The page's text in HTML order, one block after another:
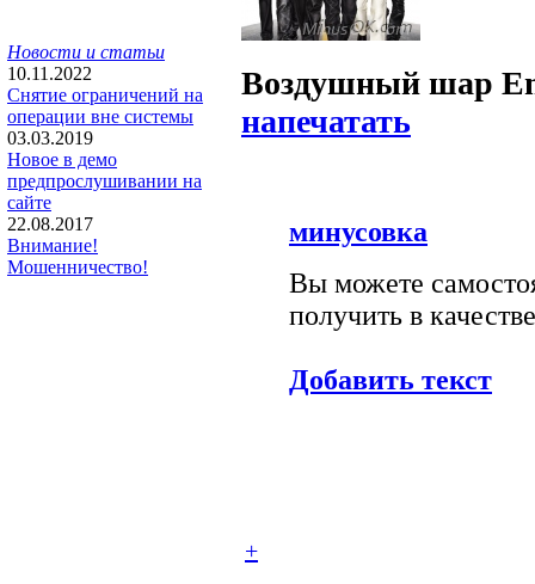
Новости и статьи
10.11.2022
Снятие ограничений на
операции вне системы
03.03.2019
Новое в демо
предпрослушивании на
сайте
22.08.2017
Внимание!
Мошенничество!
Воздушный шар
напечатать
минусовка
Вы можете
получить в
Добавить текст
+